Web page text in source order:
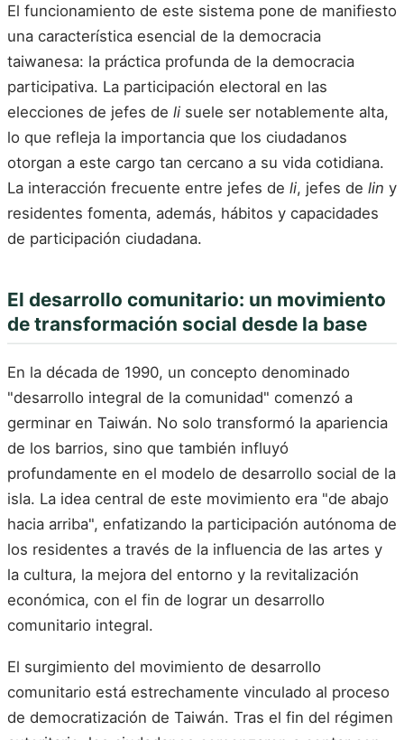
El funcionamiento de este sistema pone de manifiesto
una característica esencial de la democracia
taiwanesa: la práctica profunda de la democracia
participativa. La participación electoral en las
elecciones de jefes de li suele ser notablemente alta,
lo que refleja la importancia que los ciudadanos
otorgan a este cargo tan cercano a su vida cotidiana.
La interacción frecuente entre jefes de li, jefes de lin y
residentes fomenta, además, hábitos y capacidades
de participación ciudadana.
El desarrollo comunitario: un movimiento
de transformación social desde la base
En la década de 1990, un concepto denominado
"desarrollo integral de la comunidad" comenzó a
germinar en Taiwán. No solo transformó la apariencia
de los barrios, sino que también influyó
profundamente en el modelo de desarrollo social de la
isla. La idea central de este movimiento era "de abajo
hacia arriba", enfatizando la participación autónoma de
los residentes a través de la influencia de las artes y
la cultura, la mejora del entorno y la revitalización
económica, con el fin de lograr un desarrollo
comunitario integral.
El surgimiento del movimiento de desarrollo
comunitario está estrechamente vinculado al proceso
de democratización de Taiwán. Tras el fin del régimen